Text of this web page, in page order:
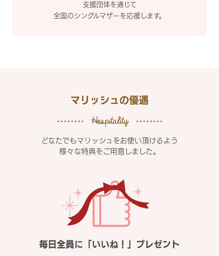
支援団体を通じて
全国のシングルマザーを応援します。
マリッシュの優遇
どなたでもマリッシュをお使い頂けるよう
様々な特典をご用意しました。
毎日全員に「いいね！」プレゼント